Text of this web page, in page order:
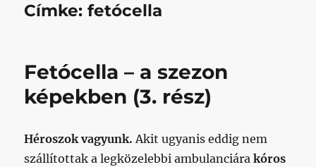
Címke:fetócella
Fetócella – a szezon
képekben (3. rész)
Héroszok vagyunk. Akit ugyanis eddig nem
szállítottak a legközelebbi ambulanciárakóros